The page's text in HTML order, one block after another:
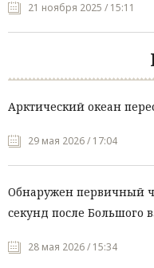
21 ноября 2025 / 15:11
Арктический океан
29 мая 2026 / 17:04
Обнаружен первичный
секунд после Большого
28 мая 2026 / 15:34